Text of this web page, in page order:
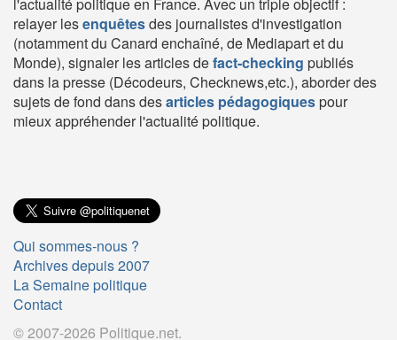
l'actualité politique en France. Avec un triple objectif :
relayer lesenquêtesdes journalistes d'investigation
(notamment du Canard enchaîné, de Mediapart et du
Monde), signaler les articles defact-checking publiés
dans la presse (Décodeurs, Checknews,etc.), aborder des
sujets de fond dans desarticles pédagogiquespour
mieux appréhender l'actualité politique.
Qui sommes-nous ?
Archives depuis 2007
La Semaine politique
Contact
© 2007-2026 Politique.net.